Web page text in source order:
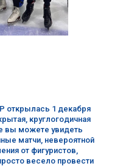
открылась 1 декабря
круглогодичная
вы можете увидеть
матчи, невероятной
от фигуристов,
весело провести